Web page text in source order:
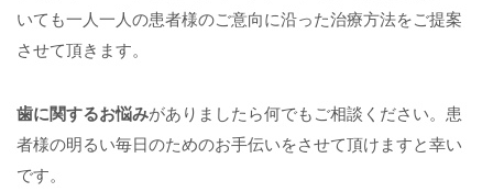
いても一人一人の患者様のご意向に沿った治療方法をご提案
させて頂きます。
歯に関するお悩みがありましたら何でもご相談ください。患
者様の明るい毎日のためのお手伝いをさせて頂けますと幸い
です。